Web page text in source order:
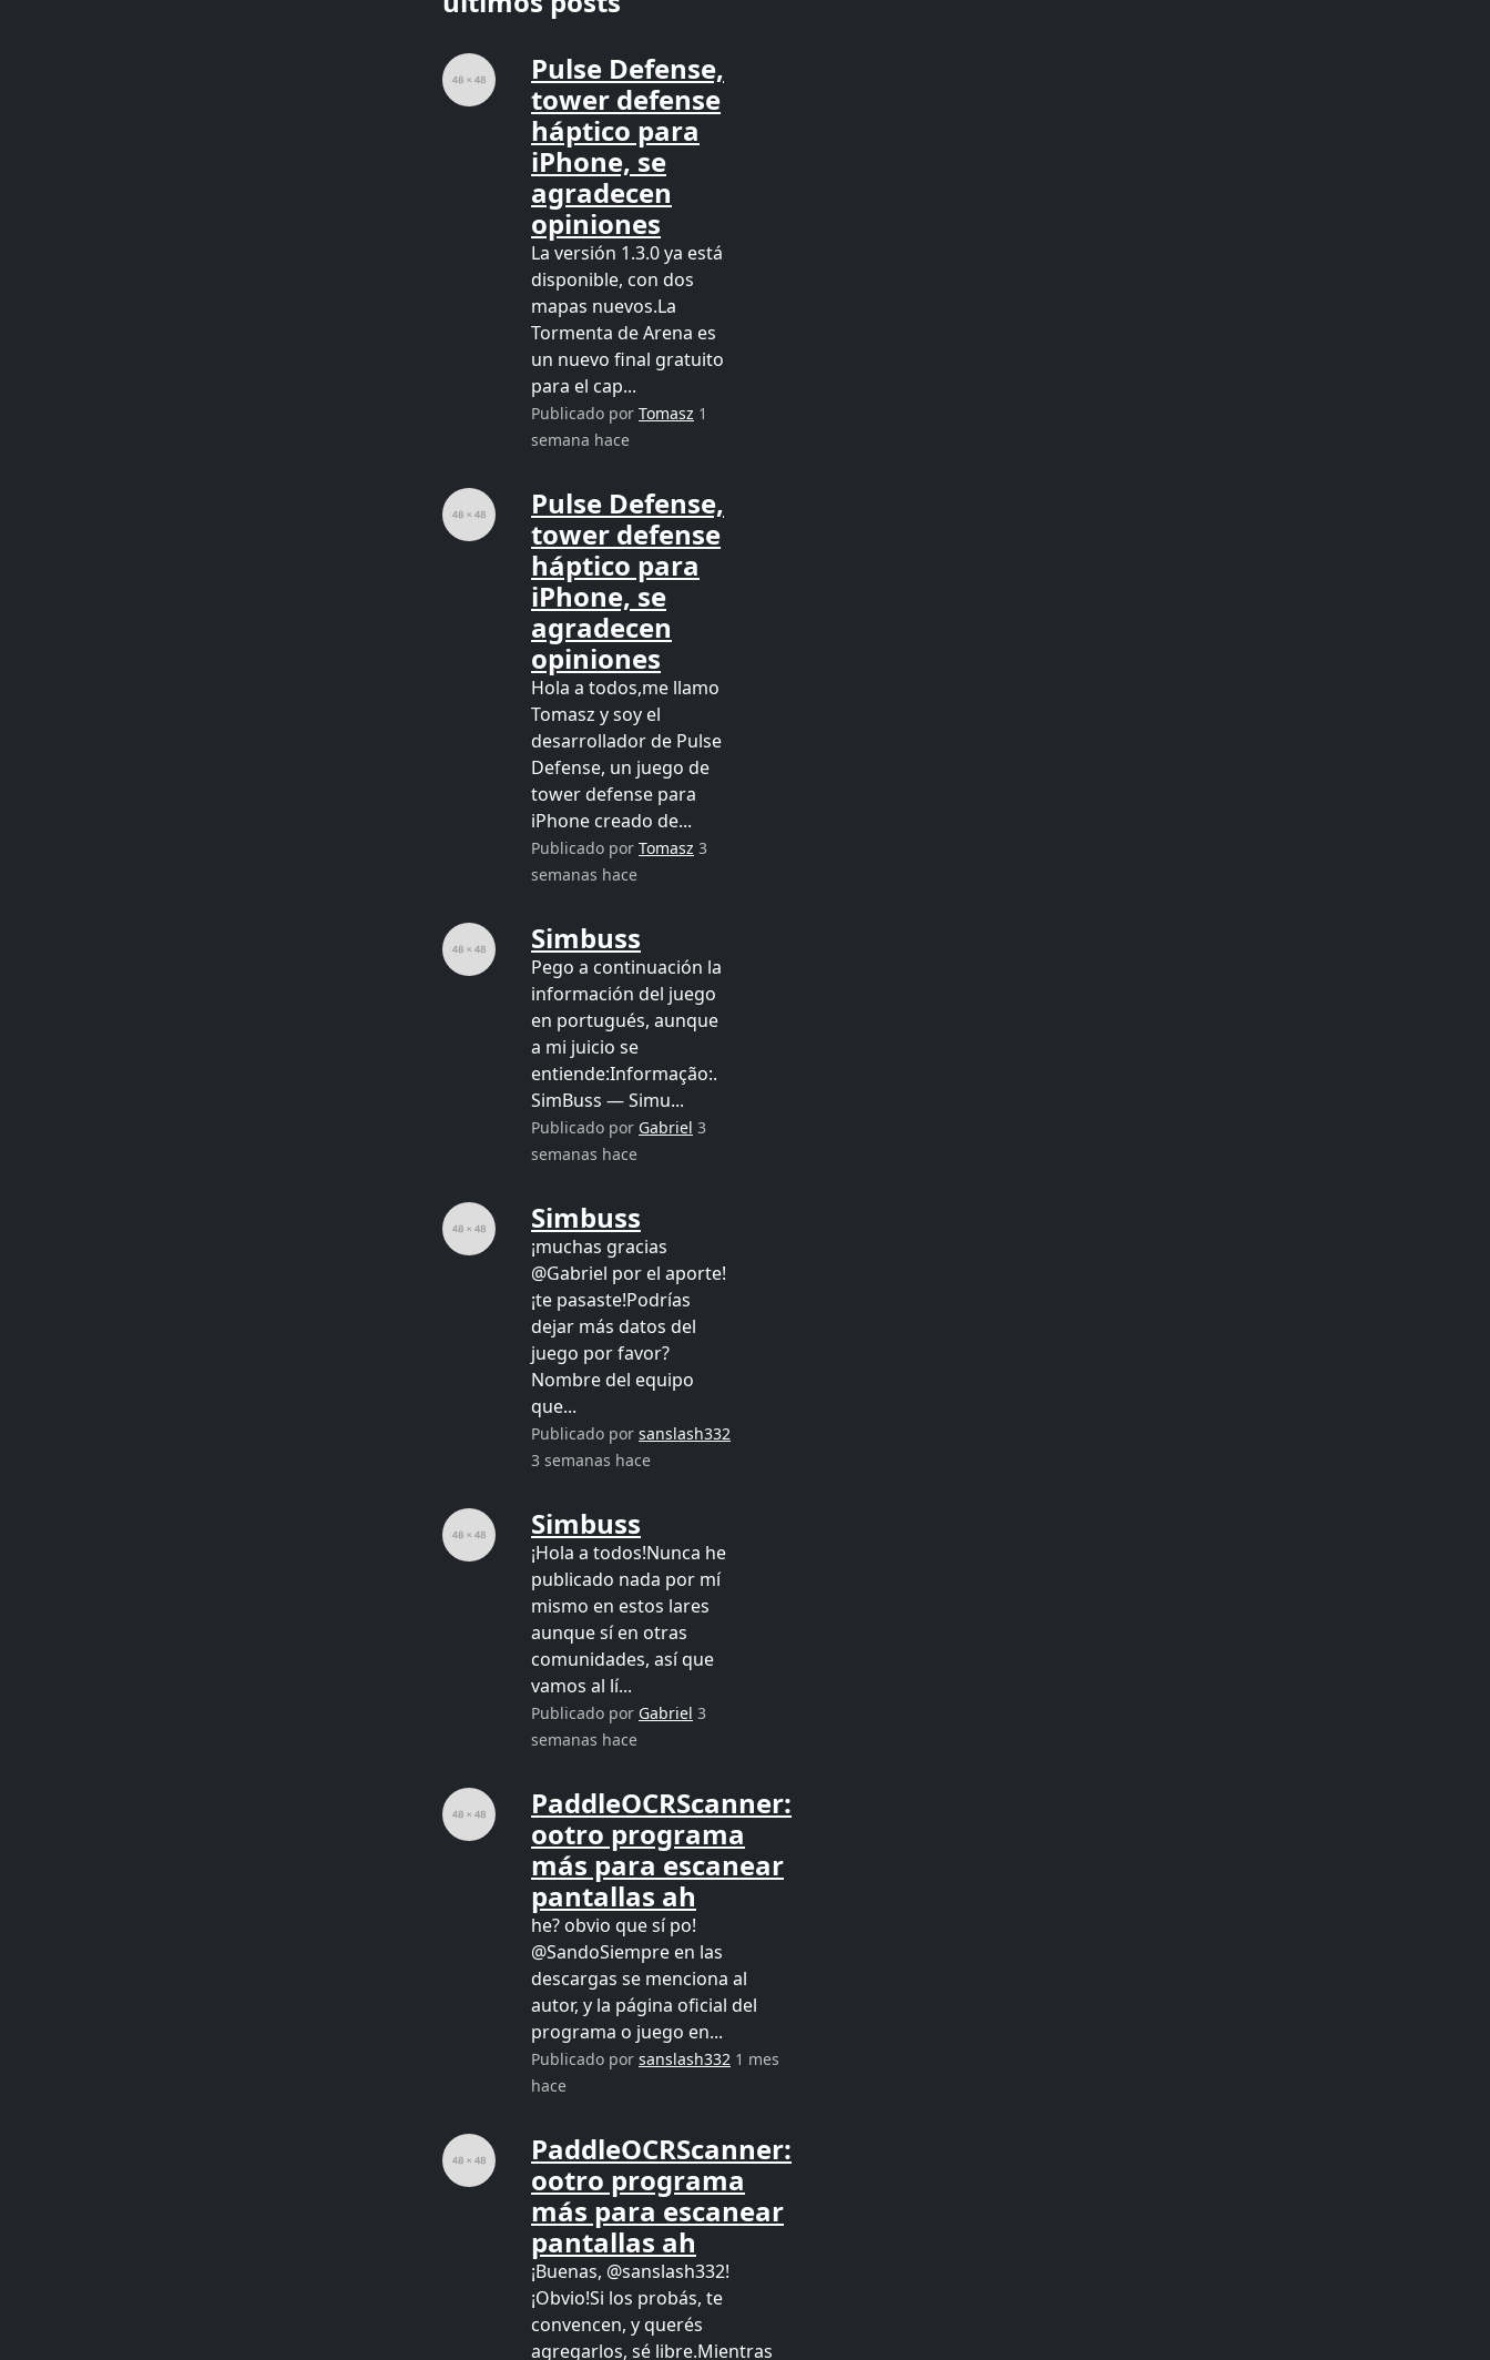
Pulse Defense,
tower defense
háptico para
iPhone, se
agradecen
opiniones
La versión 1.3.0 ya está
disponible, con dos
mapas nuevos.La
Tormenta de Arena es
un nuevo final gratuito
para el cap...
Publicado por Tomasz 1
semana hace
Pulse Defense,
tower defense
háptico para
iPhone, se
agradecen
opiniones
Hola a todos,me llamo
Tomasz y soy el
desarrollador de Pulse
Defense, un juego de
tower defense para
iPhone creado de...
Publicado por Tomasz 3
semanas hace
Simbuss
Pego a continuación la
información del juego
en portugués, aunque
a mi juicio se
entiende:Informação:.
SimBuss — Simu...
Publicado por Gabriel 3
semanas hace
Simbuss
¡muchas gracias
@Gabriel por el aporte!
¡te pasaste!Podrías
dejar más datos del
juego por favor?
Nombre del equipo
que...
Publicado por sanslash332
3 semanas hace
Simbuss
¡Hola a todos!Nunca he
publicado nada por mí
mismo en estos lares
aunque sí en otras
comunidades, así que
vamos al lí...
Publicado por Gabriel 3
semanas hace
PaddleOCRScanner:
ootro programa
más para escanear
pantallas ah
he? obvio que sí po!
@SandoSiempre en las
descargas se menciona al
autor, y la página oficial del
programa o juego en...
Publicado por sanslash332 1 mes
hace
PaddleOCRScanner:
ootro programa
más para escanear
pantallas ah
¡Buenas, @sanslash332!
¡Obvio!Si los probás, te
convencen, y querés
agregarlos, sé libre.Mientras